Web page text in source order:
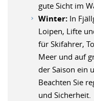
gute Sicht im
Winter: In
Loipen, Lifte
für Skifahrer,
Meer und auf
der Saison ein
Beachten Sie
und Sicherheit.